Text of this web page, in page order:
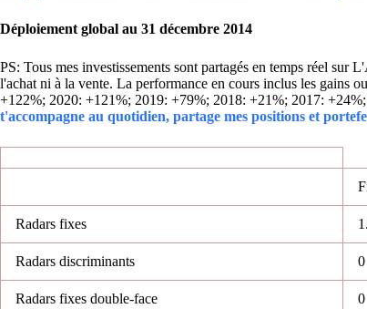
Déploiement global au 31 décembre 2014
PS: Tous mes investissements sont partagés en temps réel sur
l'achat ni à la vente. La performance en cours inclus les gains
+122%; 2020: +121%; 2019: +79%; 2018: +21%; 2017:
t'accompagne au quotidien, partage mes positions et
Radars fixes
Radars discriminants 0
Radars fixes double-face 0